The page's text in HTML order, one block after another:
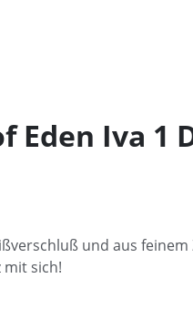
Iva 1
und aus
mit sich!